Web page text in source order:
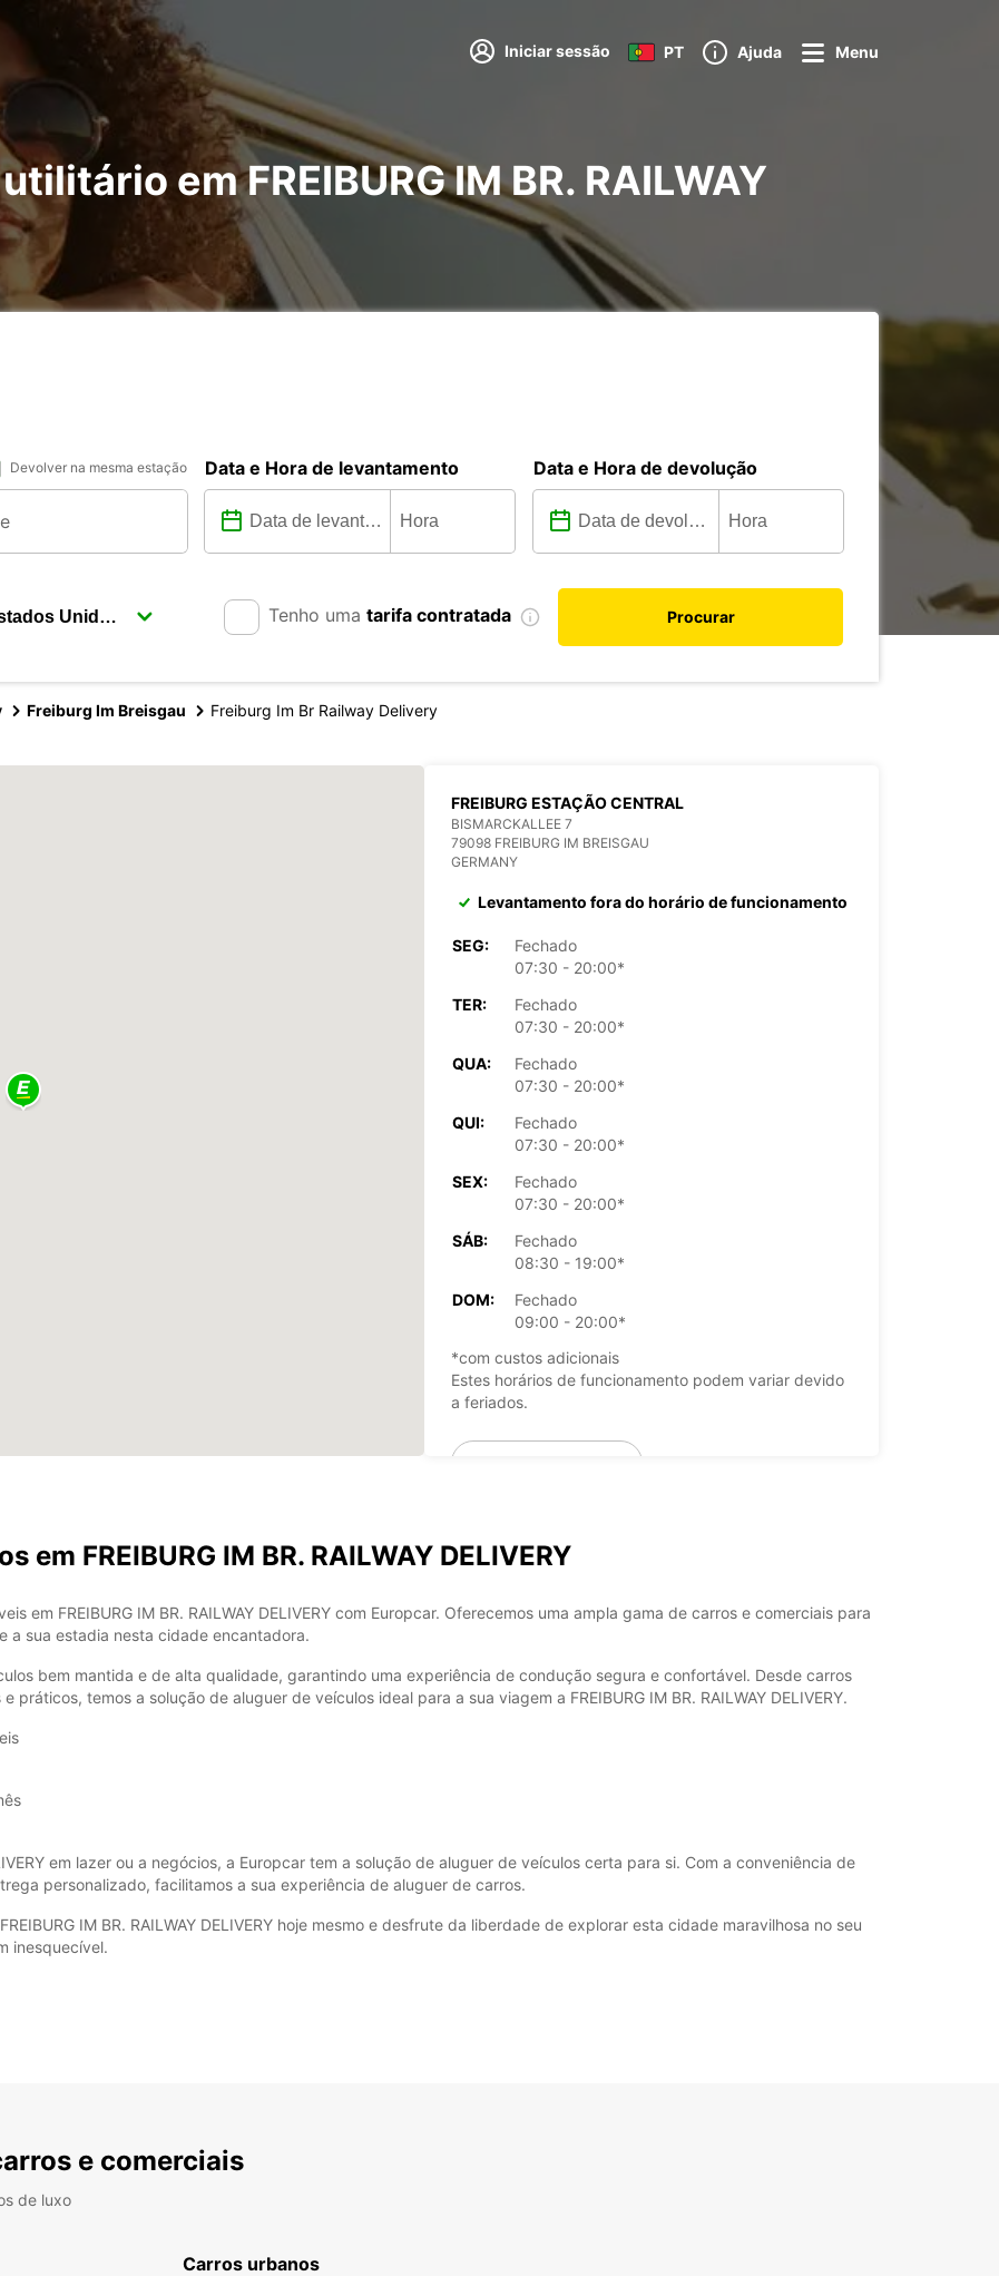
Iniciar sessão PT Ajuda Menu
em FREIBURG IM BR. RAILWAY
Devolver na mesma estação Data e Hora de levantamento Data e Hora de devolução
Tenho uma tarifa contratada Procurar
Freiburg Im Breisgau Freiburg Im Br Railway Delivery
FREIBURG ESTAÇÃO CENTRAL
BISMARCKALLEE 7
79098 FREIBURG IM BREISGAU
GERMANY
Levantamento fora do horário de funcionamento
SEG:
Fechado
07:30 - 20:00*
TER:
Fechado
07:30 - 20:00*
QUA:
Fechado
07:30 - 20:00*
QUI:
Fechado
07:30 - 20:00*
SEX:
Fechado
07:30 - 20:00*
SÁB:
Fechado
08:30 - 19:00*
DOM:
Fechado
09:00 - 20:00*
*com custos adicionais
Estes horários de funcionamento podem variar devido
a feriados.
FREIBURG IM BR. RAILWAY DELIVERY
em FREIBURG IM BR. RAILWAY DELIVERY com Europcar. Oferecemos uma ampla gama de carros e comerciais para
a sua estadia nesta cidade encantadora.
bem mantida e de alta qualidade, garantindo uma experiência de condução segura e confortável. Desde carros
temos a solução de aluguer de veículos ideal para a sua viagem a FREIBURG IM BR. RAILWAY DELIVERY.
em lazer ou a negócios, a Europcar tem a solução de aluguer de veículos certa para si. Com a conveniência de
personalizado, facilitamos a sua experiência de aluguer de carros.
IM BR. RAILWAY DELIVERY hoje mesmo e desfrute da liberdade de explorar esta cidade maravilhosa no seu
inesquecível.
e comerciais
de luxo
Carros urbanos